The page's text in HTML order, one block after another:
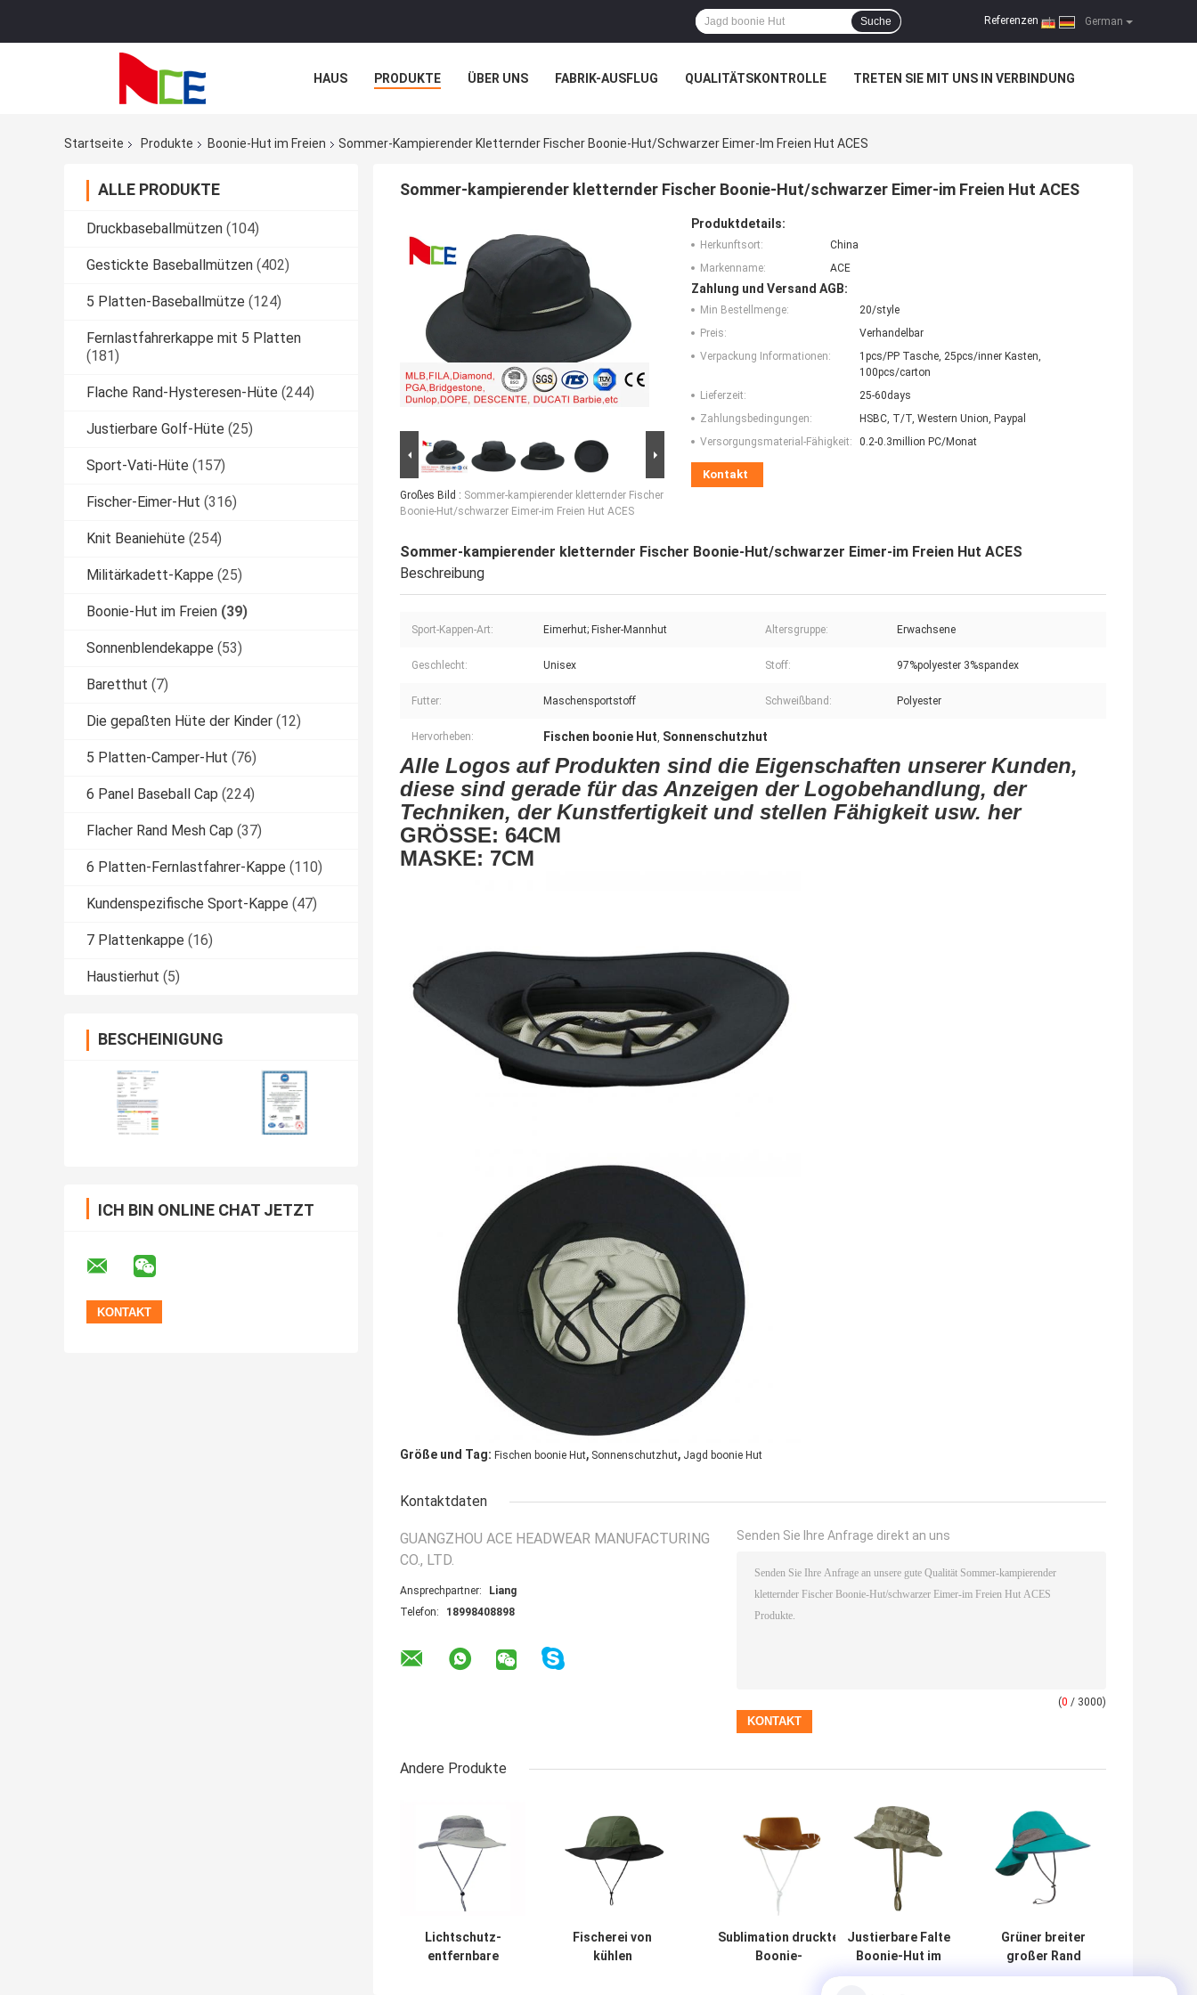
German
Referenzen |
Suche
HAUS PRODUKTE ÜBER UNS FABRIK-AUSFLUG QUALITÄTSKONTROLLE TRETEN SIE MIT UNS IN VERBINDUNG
Startseite
Produkte Boonie-Hut im Freien Sommer-Kampierender Kletternder Fischer Boonie-Hut/schwarzer Eimer-Im Freien Hut ACES
ALLE PRODUKTE
Druckbaseballmützen (104)
Gestickte Baseballmützen (402)
5 Platten-Baseballmütze (124)
Fernlastfahrerkappe mit 5 Platten
(181)
Flache Rand-Hysteresen-Hüte (244)
Justierbare Golf-Hüte (25)
Sport-Vati-Hüte (157)
Fischer-Eimer-Hut (316)
Knit Beaniehüte (254)
Militärkadett-Kappe (25)
Boonie-Hut im Freien (39)
Sonnenblendekappe (53)
Baretthut (7)
Die gepaßten Hüte der Kinder (12)
5 Platten-Camper-Hut (76)
6 Panel Baseball Cap (224)
Flacher Rand Mesh Cap (37)
6 Platten-Fernlastfahrer-Kappe (110)
Kundenspezifische Sport-Kappe (47)
7 Plattenkappe (16)
Haustierhut (5)
BESCHEINIGUNG
ICH BIN ONLINE CHAT JETZT
Sommer-kampierender kletternder Fischer Boonie-Hut/schwarzer Eimer-im Freien Hut ACES
Großes Bild : Sommer-kampierender kletternder Fischer
Boonie-Hut/schwarzer Eimer-im Freien Hut ACES
Produktdetails:
Herkunftsort:
China
Markenname:
ACE
Zahlung und Versand AGB:
Min Bestellmenge:
20/style
Preis:
Verhandelbar
Verpackung Informationen:
1pcs/PP Tasche, 25pcs/inner Kasten,
100pcs/carton
Lieferzeit:
25-60days
Zahlungsbedingungen:
HSBC, T/T, Western Union, Paypal
Versorgungsmaterial-Fähigkeit:
0.2-0.3million PC/Monat
Kontakt
Sommer-kampierender kletternder Fischer Boonie-Hut/schwarzer Eimer-im Freien Hut ACES
Beschreibung
Sport-Kappen-Art: Eimerhut; Fisher-Mannhut Altersgruppe: Erwachsene
Geschlecht: Unisex Stoff: 97%polyester 3%spandex
Futter: Maschensportstoff Schweißband: Polyester
Hervorheben: Fischen boonie Hut, Sonnenschutzhut
Alle Logos auf Produkten sind die Eigenschaften unserer Kunden,
diese sind gerade für das Anzeigen der Logobehandlung, der
Techniken, der Kunstfertigkeit und stellen Fähigkeit usw. her
GRÖSSE: 64CM
MASKE: 7CM
Größe und Tag: Fischen boonie Hut, Sonnenschutzhut, Jagd boonie Hut
Kontaktdaten
GUANGZHOU ACE HEADWEAR MANUFACTURING
CO., LTD.
Ansprechpartner:
Liang
Telefon:
18998408898
Senden Sie Ihre Anfrage direkt an uns
(0 / 3000)
Andere Produkte
Lichtschutz-
entfernbare
Fischerei von
kühlen
Sublimation druckte
Boonie-
Hut-/Baumwollcowboyhut-
Justierbare Falte
Boonie-Hut im
Freien, Mann-
Grüner breiter
großer Rand
Boonie-Hut im